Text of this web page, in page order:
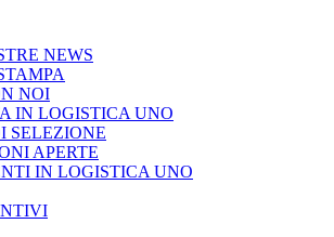
NEWS
NOI
IN LOGISTICA UNO
SELEZIONE
APERTE
IN LOGISTICA UNO